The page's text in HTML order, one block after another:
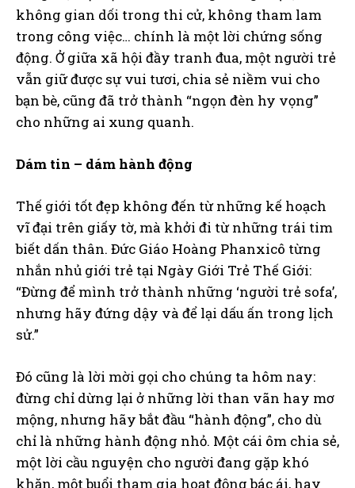
không gian dối trong thi cử, không tham lam
trong công việc… chính là một lời chứng sống
động. Ở giữa xã hội đầy tranh đua, một người trẻ
vẫn giữ được sự vui tươi, chia sẻ niềm vui cho
bạn bè, cũng đã trở thành “ngọn đèn hy vọng”
cho những ai xung quanh.
Dám tin – dám hành động
Thế giới tốt đẹp không đến từ những kế hoạch
vĩ đại trên giấy tờ, mà khởi đi từ những trái tim
biết dấn thân. Đức Giáo Hoàng Phanxicô từng
nhắn nhủ giới trẻ tại Ngày Giới Trẻ Thế Giới:
“Đừng để mình trở thành những ‘người trẻ sofa’,
nhưng hãy đứng dậy và để lại dấu ấn trong lịch
sử.”
Đó cũng là lời mời gọi cho chúng ta hôm nay:
đừng chỉ dừng lại ở những lời than vãn hay mơ
mộng, nhưng hãy bắt đầu “hành động”, cho dù
chỉ là những hành động nhỏ. Một cái ôm chia sẻ,
một lời cầu nguyện cho người đang gặp khó
khăn, một buổi tham gia hoạt động bác ái, hay